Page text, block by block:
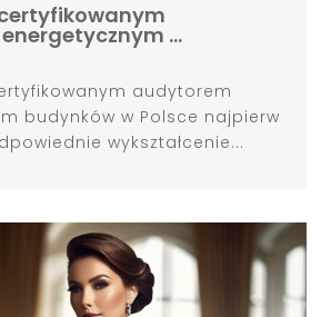
…
audytorem
budynków w Polsce najpierw
wykształcenie...